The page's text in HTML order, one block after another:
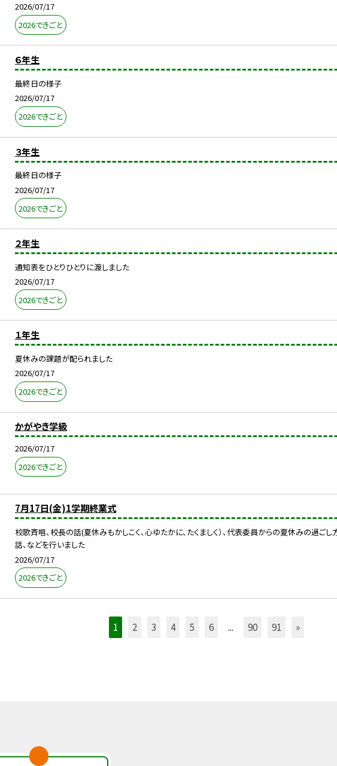
2026/07/17
2026できごと
６年生
最終日の様子
2026/07/17
2026できごと
３年生
最終日の様子
2026/07/17
2026できごと
２年生
通知表をひとりひとりに渡しました
2026/07/17
2026できごと
１年生
夏休みの課題が配られました
2026/07/17
2026できごと
かがやき学級
2026/07/17
2026できごと
7月17日(金)1学期終業式
校歌斉唱、校長の話(夏休みもかしこく、心ゆたかに、たくましく）、代表委員からの夏休みの過ご
話、などを行いました
2026/07/17
2026できごと
1 2 3 4 5 6 ... 90 91 »